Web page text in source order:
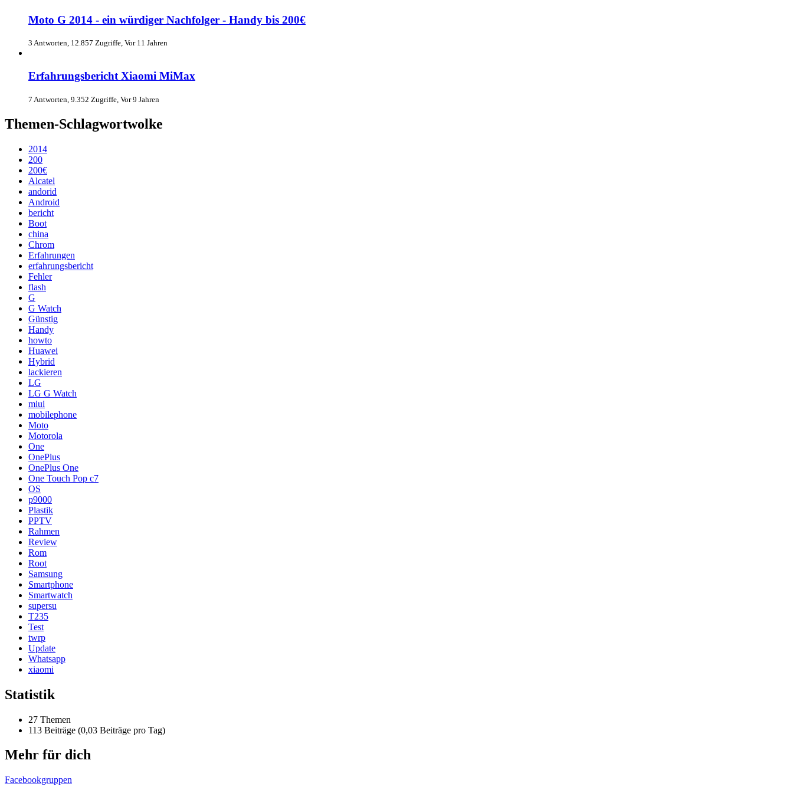
Moto G 2014 - ein würdiger Nachfolger - Handy bis 200€
3 Antworten, 12.857 Zugriffe, Vor 11 Jahren
Erfahrungsbericht Xiaomi MiMax
7 Antworten, 9.352 Zugriffe, Vor 9 Jahren
Themen-Schlagwortwolke
2014
200
200€
Alcatel
andorid
Android
bericht
Boot
china
Chrom
Erfahrungen
erfahrungsbericht
Fehler
flash
G
G Watch
Günstig
Handy
howto
Huawei
Hybrid
lackieren
LG
LG G Watch
miui
mobilephone
Moto
Motorola
One
OnePlus
OnePlus One
One Touch Pop c7
OS
p9000
Plastik
PPTV
Rahmen
Review
Rom
Root
Samsung
Smartphone
Smartwatch
supersu
T235
Test
twrp
Update
Whatsapp
xiaomi
Statistik
27 Themen
113 Beiträge (0,03 Beiträge pro Tag)
Mehr für dich
Facebookgruppen